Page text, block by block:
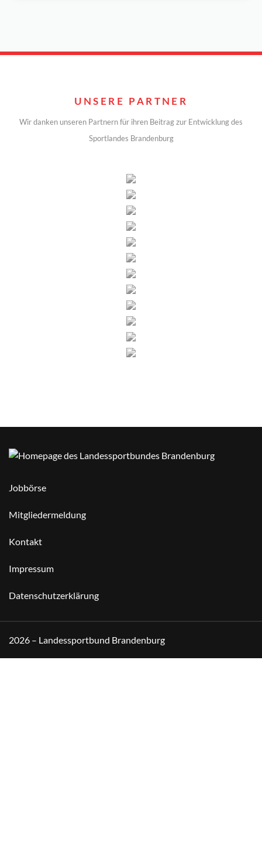
UNSERE PARTNER
Wir danken unseren Partnern für ihren Beitrag zur Entwicklung des
Sportlandes Brandenburg
Jobbörse
Mitgliedermeldung
Kontakt
Impressum
Datenschutzerklärung
2026 – Landessportbund Brandenburg